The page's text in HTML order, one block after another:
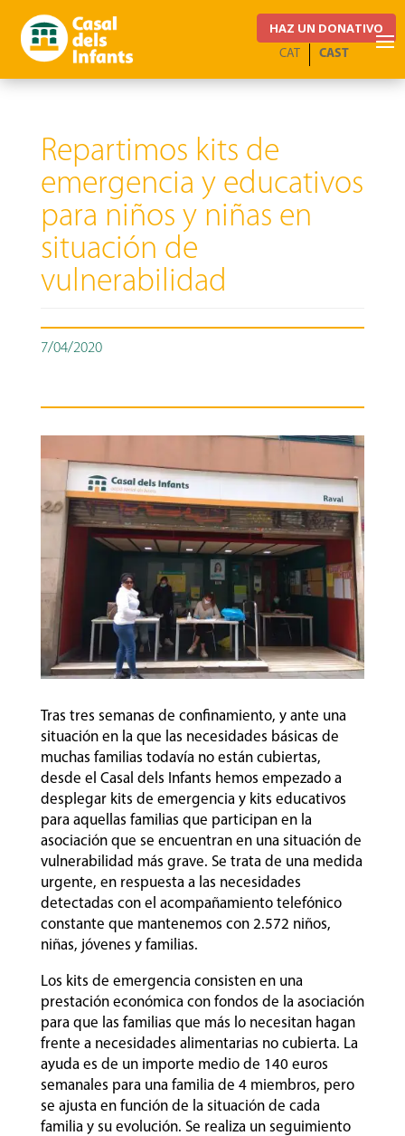
HAZ UN DONATIVO
CAST
CAT
Repartimos kits de
emergencia y educativos
para niños y niñas en
situación de
vulnerabilidad
7/04/2020
Tras tres semanas de confinamiento, y ante una
situación en la que las necesidades básicas de
muchas familias todavía no están cubiertas,
desde el Casal dels Infants hemos empezado a
desplegar kits de emergencia y kits educativos
para aquellas familias que participan en la
asociación que se encuentran en una situación de
vulnerabilidad más grave. Se trata de una medida
urgente, en respuesta a las necesidades
detectadas con el acompañamiento telefónico
constante que mantenemos con 2.572 niños,
niñas, jóvenes y familias.
Los kits de emergencia consisten en una
prestación económica con fondos de la asociación
para que las familias que más lo necesitan hagan
frente a necesidades alimentarias no cubierta. La
ayuda es de un importe medio de 140 euros
semanales para una familia de 4 miembros, pero
se ajusta en función de la situación de cada
familia y su evolución. Se realiza un seguimiento